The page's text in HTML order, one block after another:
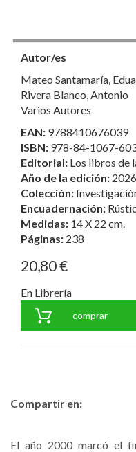
Autor/es
Mateo Santamaría,
Rivera Blanco, Antonio
Varios Autores
EAN: 9788410676039
ISBN: 978-84-1067-
Editorial: Los libros de
Año de la edición: 2026
Colección:
Encuadernación:
Medidas: 14 X 22 cm.
Páginas: 238
20,80 €
En Librería
comprar
Compartir en:
El año 2000 marcó el